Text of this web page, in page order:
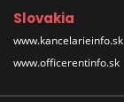
Slovakia
www.kancelarieinfo.sk
www.officerentinfo.sk